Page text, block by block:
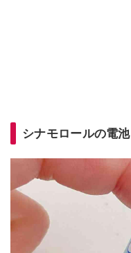
シナモロールの電池